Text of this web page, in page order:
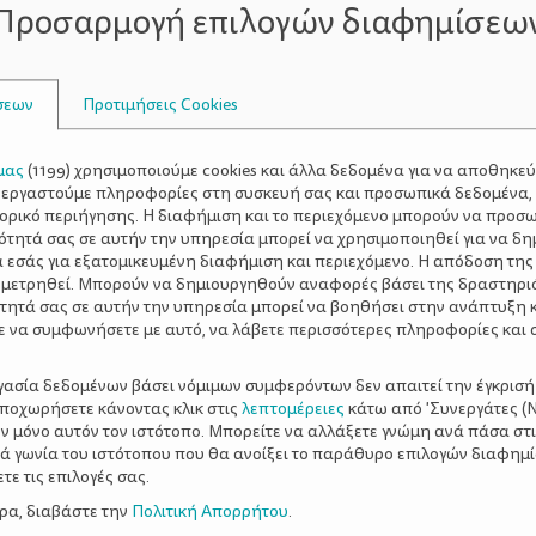
οι μεγάλοι. Το μπιμπερόν είναι της μπέμπας. (Δίνετε
να θέλει να τη μιμηθεί. Δεν τον αποπαίρνετε που
γενικά φέρεται σαν μεγάλο παιδί.)
αυτή τη φράση. Δεν είναι καλή ιδέα να νομίζει
Πίνει γάλα γιατί του είναι απαραίτητο. Μπορείτε να
το χύσεις ή πριν κρυώσει (επιβραβεύετε μια
σου αμέσως, δεν έχει βόλτα. (Διαγράψτε καλύτερα
Είναι κρίμα κι εσείς και το παιδί να
σου. Όσο πιο γρήγορα ξεκινήσουμε για βόλτα, τόσο το
είναι δεδομένα. Δεν έχει στην πραγματικότητα
καθυστερήσει να πιει το γάλα, αυτό θα πάρει χρόνο
επιλογών
Προτιμήσεις Cookies
(1199) χρησιμοποιούμε cookies και άλλα δεδομένα για να
πληροφορίες στη συσκευή σας και προσωπικά
περιήγησης. Η διαφήμιση και το περιεχόμενο μπορούν να
σας σε αυτήν την υπηρεσία μπορεί να χρησιμοποιηθεί για να
εσάς για εξατομικευμένη διαφήμιση και περιεχόμενο. Η απόδοση
Μπορούν να δημιουργηθούν αναφορές βάσει της
σας σε αυτήν την υπηρεσία μπορεί να βοηθήσει στην ανάπτυξη
να συμφωνήσετε με αυτό, να λάβετε περισσότερες πληροφορίες και
δεδομένων βάσει νόμιμων συμφερόντων δεν απαιτεί την
κάνοντας κλικ στις λεπτομέρειες κάτω από 'Συνεργάτες
μόνο αυτόν τον ιστότοπο. Μπορείτε να αλλάξετε γνώμη ανά πάσα
γωνία του ιστότοπου που θα ανοίξει το παράθυρο επιλογών
τις επιλογές σας.
διαβάστε την Πολιτική Απορρήτου.